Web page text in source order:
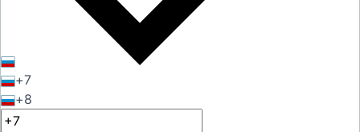
+7
+8